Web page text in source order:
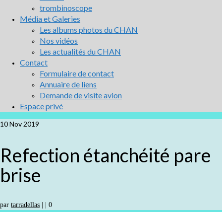
trombinoscope
Média et Galeries
Les albums photos du CHAN
Nos vidéos
Les actualités du CHAN
Contact
Formulaire de contact
Annuaire de liens
Demande de visite avion
Espace privé
10Nov 2019
Refection étanchéité pare
brise
par tarradellas 0